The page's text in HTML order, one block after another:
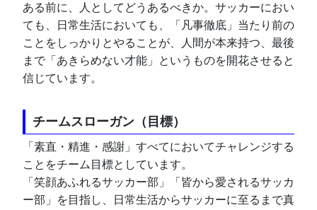
ある前に、人としてどうあるべきか。サッカーにおい
ても、日常生活においても、「凡事徹底」当たり前の
ことをしっかりとやることが、人間が本来持つ、最後
まで「あきらめない才能」というものを開花させると
信じています。
チームスローガン（目標）
「素直・精進・感謝」すべてにおいてチャレンジする
ことをチーム目標としています。
「笑顔あふれるサッカー部」「皆から愛されるサッカ
ー部」を目指し、日常生活からサッカーに至るまで真